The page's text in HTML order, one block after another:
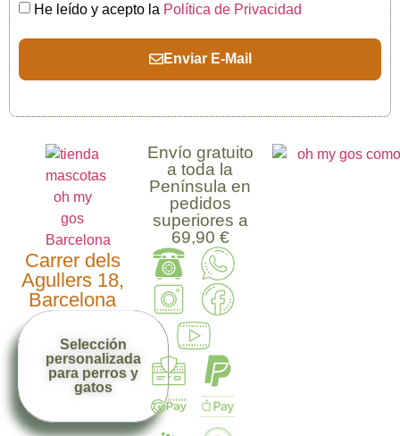
He leído y acepto la Política de Privacidad
Enviar E-Mail
Carrer dels
Agullers 18,
Barcelona
Selección
personalizada
para perros y
gatos
Envío gratuito
a toda la
Península en
pedidos
superiores a
69,90 €